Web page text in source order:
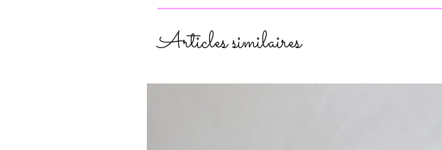
Articles similaires